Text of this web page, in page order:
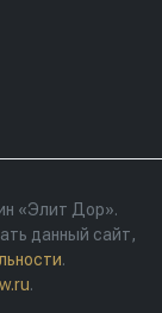
«Элит Дор».
данный сайт,
.
.